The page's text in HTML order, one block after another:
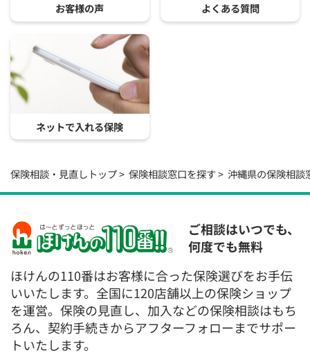
お客様の声 よくある質問
ネットで入れる保険
保険相談・見直しトップ 保険相談窓口を探す 沖縄県の保険相談
ご相談はいつでも、
何度でも無料
ほけんの110番はお客様に合った保険選びをお手伝
いいたします。全国に120店舗以上の保険ショップ
を運営。保険の見直し、加入などの保険相談はもち
ろん、契約手続きからアフターフォローまでサポー
トいたします。